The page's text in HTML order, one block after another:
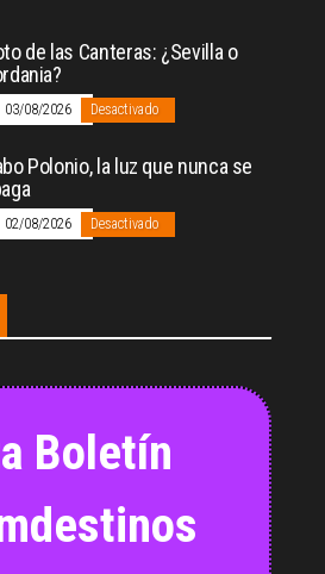
de las Canteras: ¿Sevilla o
03/08/2026 Desactivado
Polonio, la luz que nunca se
02/08/2026 Desactivado
Boletín